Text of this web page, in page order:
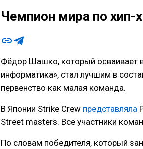
Чемпион мира по хип-
Фёдор Шашко, который осваивает
информатика», стал лучшим в
первенство как малая команда.
В Японии Strike Crew представляла
Street masters. Все участники
По словам победителя, который